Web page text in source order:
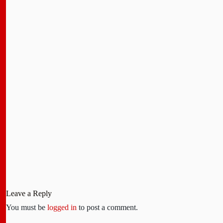
Leave a Reply
You must be logged in to post a comment.